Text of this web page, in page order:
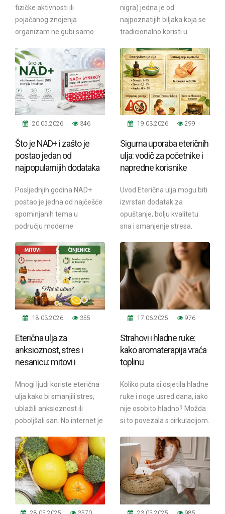
fizičke aktivnosti ili
pojačanog znojenja
organizam ne gubi samo
minerale poznate kao...
nigra) jedna je od
najpoznatijih biljaka koja se
tradicionalno koristi u
dodacima prehrani.
Posebno je...
20.05.2026. 346
Što je NAD+ i zašto je
postao jedan od
najpopularnijih dodataka
vitalnost?
Posljednjih godina NAD+
postao je jedna od najčešće
spominjanih tema u
području moderne
vitalnosti. Sve više ljudi...
19.03.2026. 299
Sigurna uporaba eteričnih
ulja: vodič za početnike i
napredne korisnike
Uvod Eterična ulja mogu biti
izvrstan dodatak za
opuštanje, bolju kvalitetu
sna i smanjenje stresa.
uporaba može izazvati...
18.03.2026. 355
Eterična ulja za
anksioznost, stres i
nesanicu: mitovi i
Mnogi ljudi koriste eterična
ulja kako bi smanjili stres,
ublažili anksioznost ili
poboljšali san. No internet je
nepotpunih...
17.06.2025. 976
Strahovi i hladne ruke:
kako aromaterapija vraća
toplinu
Koliko puta si osjetila hladne
ruke i noge usred dana, iako
nije osobito hladno? Možda
si to povezala s cirkulacijom.